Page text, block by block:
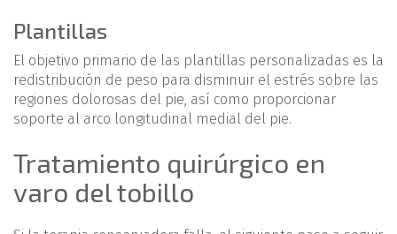
Plantillas
El objetivo primario de las plantillas personalizadas es la
redistribución de peso para disminuir el estrés sobre las
regiones dolorosas del pie, así como proporcionar
soporte al arco longitudinal medial del pie.
Tratamiento quirúrgico en
varo del tobillo